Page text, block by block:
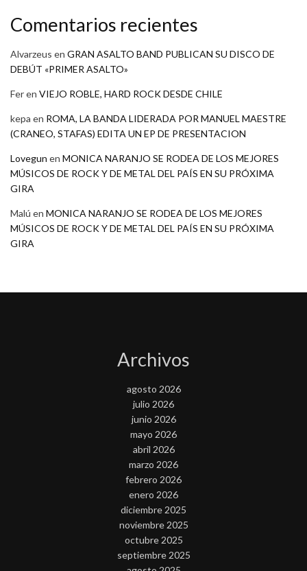
Comentarios recientes
Alvarzeus en GRAN ASALTO BAND PUBLICAN SU DISCO DE
DEBÚT «PRIMER ASALTO»
Feren VIEJO ROBLE, HARD ROCK DESDE CHILE
kepa en ROMA, LA BANDA LIDERADA POR MANUEL MAESTRE
(CRANEO, STAFAS) EDITA UN EP DE PRESENTACION
Lovegun en MONICA NARANJO SE RODEA DE LOS MEJORES
MÚSICOS DE ROCK Y DE METAL DEL PAÍS EN SU PRÓXIMA
GIRA
Malú en MONICA NARANJO SE RODEA DE LOS MEJORES
MÚSICOS DE ROCK Y DE METAL DEL PAÍS EN SU PRÓXIMA
GIRA
Archivos
agosto 2026
julio 2026
junio 2026
mayo 2026
abril 2026
marzo 2026
febrero 2026
enero 2026
diciembre 2025
noviembre 2025
octubre 2025
septiembre 2025